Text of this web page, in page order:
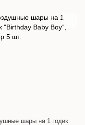
шары на 1 годик